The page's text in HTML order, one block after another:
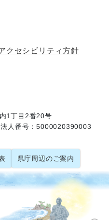
クセシビリティ方針
1丁目2番20号
法人番号：5000020390003
県庁周辺のご案内